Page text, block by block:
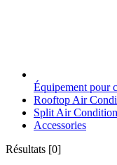
Équipement pour
Rooftop Air
Split Air
Accessories
Résultats [0]